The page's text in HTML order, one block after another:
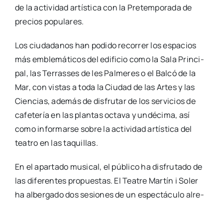
de la acti­vi­dad artís­ti­ca con la Pre­tem­po­ra­da de
pre­cios popu­la­res.
Los ciu­da­da­nos han podi­do reco­rrer los espa­cios
más emble­má­ti­cos del edi­fi­cio como la Sala Prin­ci­
pal, las Terras­ses de les Pal­me­res o el Bal­có de la
Mar, con vis­tas a toda la Ciu­dad de las Artes y las
Cien­cias, ade­más de dis­fru­tar de los ser­vi­cios de
cafe­te­ría en las plan­tas octa­va y undé­ci­ma, así
como infor­mar­se sobre la acti­vi­dad artís­ti­ca del
tea­tro en las taqui­llas.
En el apar­ta­do musi­cal, el públi­co ha dis­fru­ta­do de
las dife­ren­tes pro­pues­tas. El Tea­tre Mar­tín i Soler
ha alber­ga­do dos sesio­nes de un espec­tácu­lo alre­